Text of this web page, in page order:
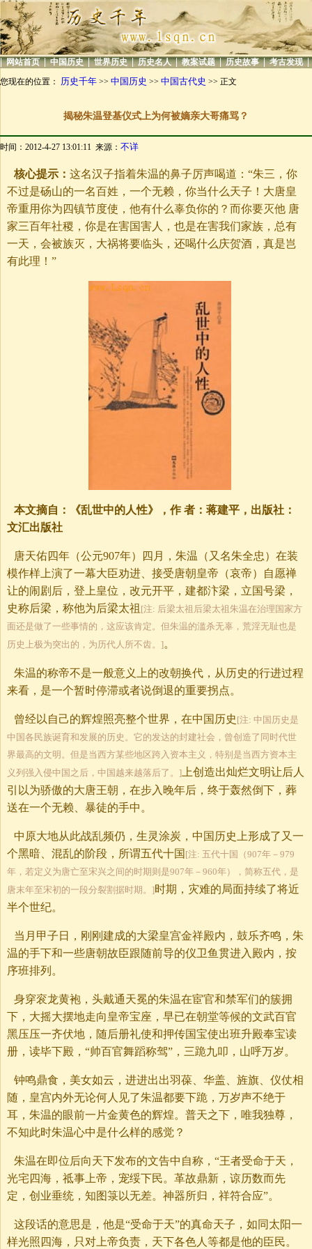
| 网站首页 | 中国历史 | 世界历史 | 历史名人 | 教案试题 | 历史故事 | 考古发现 |
您现在的位置： 历史千年 >> 中国历史 >> 中国古代史 >> 正文
揭秘朱温登基仪式上为何被嫡亲大哥痛骂？
时间：2012-4-27 13:01:11 来源： 不详
核心提示： 这名汉子指着朱温的鼻子厉声喝道：“朱三，你
不过是砀山的一名百姓，一个无赖，你当什么天子！大唐皇
帝重用你为四镇节度使，他有什么辜负你的？而你要灭他 唐
家三百年社稷，你是在害国害人，也是在害我们家族，总有
一天，会被族灭，大祸将要临头，还喝什么庆贺酒，真是岂
有此理！”
本文摘自：《乱世中的人性》，作 者：蒋建平，出版社：
文汇出版社
唐天佑四年（公元907年）四月，朱温（又名朱全忠）在装
模作样上演了一幕大臣劝进、接受唐朝皇帝（哀帝）自愿禅
让的闹剧后，登上皇位，改元开平，建都汴梁，立国号梁，
史称后梁，称他为后梁太祖 [注: 后梁太祖后梁太祖朱温在治理国家方
面还是做了一些事情的，这应该肯定。但朱温的滥杀无辜，荒淫无耻也是
历史上极为突出的，为历代人所不齿。]。
朱温的称帝不是一般意义上的改朝换代，从历史的行进过程
来看，是一个暂时停滞或者说倒退的重要拐点。
曾经以自己的辉煌照亮整个世界，在中国历史 [注: 中国历史是
中国各民族诞育和发展的历史。它的发达的封建社会，曾创造了同时代世
界最高的文明。但是当西方某些地区跨入资本主义，特别是当西方资本主
义列强入侵中国之后，中国越来越落后了。] 上创造出灿烂文明让后人
引以为骄傲的大唐王朝，在步入晚年后，终于轰然倒下，葬
送在一个无赖、暴徒的手中。
中原大地从此战乱频仍，生灵涂炭，中国历史上形成了又一
个黑暗、混乱的阶段，所谓五代十国 [注: 五代十国（907年－979
年，若定义为唐亡至宋兴之间的时期则是907年－960年），简称五代，是
唐末年至宋初的一段分裂割据时期。]时期，灾难的局面持续了将近
半个世纪。
当月甲子日，刚刚建成的大梁皇宫金祥殿内，鼓乐齐鸣，朱
温的手下和一些唐朝故臣跟随前导的仪卫鱼贯进入殿内，按
序班排列。
身穿衮龙黄袍，头戴通天冕的朱温在宦官和禁军们的簇拥
下，大摇大摆地走向皇帝宝座，早已在朝堂等候的文武百官
黑压压一齐伏地，随后册礼使和押传国宝使出班升殿奉宝读
册，读毕下殿，“帅百官舞蹈称驾”，三跪九叩，山呼万岁。
钟鸣鼎食，美女如云，进进出出羽葆、华盖、旌旗、仪仗相
随，皇宫内外无论何人见了朱温都要下跪，万岁声不绝于
耳，朱温的眼前一片金黄色的辉煌。普天之下，唯我独尊，
不知此时朱温心中是什么样的感觉？
朱温在即位后向天下发布的文告中自称，“王者受命于天，
光宅四海，祗事上帝，宠绥下民。革故鼎新，谅历数而先
定，创业垂统，知图箓以无差。神器所归，祥符合应”。
这段话的意思是，他是“受命于天”的真命天子，如同太阳一
样光照四海，只对上帝负责，天下各色人等都是他的臣民。